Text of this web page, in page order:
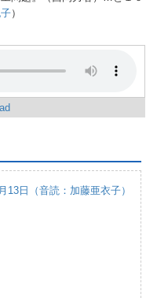
）
13日（音読：加藤亜衣子）